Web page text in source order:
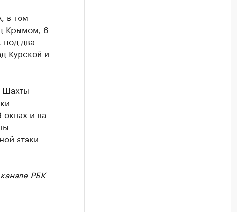
в том
Крымом, 6
под два –
Курской и
Шахты
окнах и на
атаки
РБК